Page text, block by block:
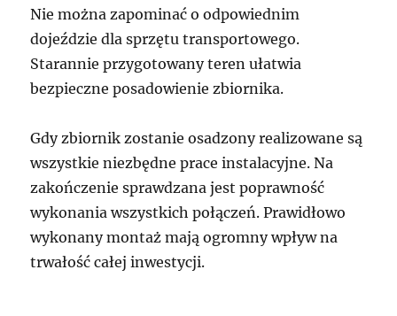
Nie można zapominać o odpowiednim
dojeździe dla sprzętu transportowego.
Starannie przygotowany teren ułatwia
bezpieczne posadowienie zbiornika.
Gdy zbiornik zostanie osadzony realizowane są
wszystkie niezbędne prace instalacyjne. Na
zakończenie sprawdzana jest poprawność
wykonania wszystkich połączeń. Prawidłowo
wykonany montaż mają ogromny wpływ na
trwałość całej inwestycji.